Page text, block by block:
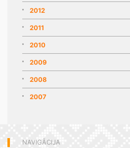
2012
2011
2010
2009
2008
2007
NAVIGĀCIJA